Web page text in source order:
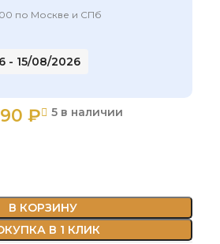
по Москве и СПб
- 15/08/2026
₽
5 в наличии
В КОРЗИНУ
В 1 КЛИК